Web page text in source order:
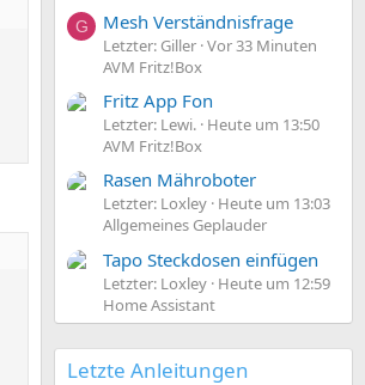
G Mesh Verständnisfrage
Letzter: Giller Vor 33 Minuten
AVM Fritz!Box
Fritz App Fon
Letzter: Lewi. Heute um 13:50
AVM Fritz!Box
Rasen Mähroboter
Letzter: Loxley Heute um 13:03
Allgemeines Geplauder
Tapo Steckdosen einfügen
Letzter: Loxley Heute um 12:59
Home Assistant
Letzte Anleitungen